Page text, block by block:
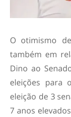
O otimismo
também em
Dino ao
eleições
eleição de 3
7 anos